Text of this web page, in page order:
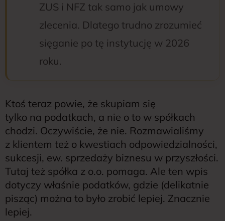
ZUS i NFZ tak samo jak umowy
zlecenia. Dlatego trudno zrozumieć
sięganie po tę instytucję w 2026
roku.
Ktoś teraz powie, że skupiam się
tylko na podatkach, a nie o to w spółkach
chodzi. Oczywiście, że nie. Rozmawialiśmy
z klientem też o kwestiach odpowiedzialności,
sukcesji, ew. sprzedaży biznesu w przyszłości.
Tutaj też spółka z o.o. pomaga. Ale ten wpis
dotyczy właśnie podatków, gdzie (delikatnie
pisząc) można to było zrobić lepiej. Znacznie
lepiej.